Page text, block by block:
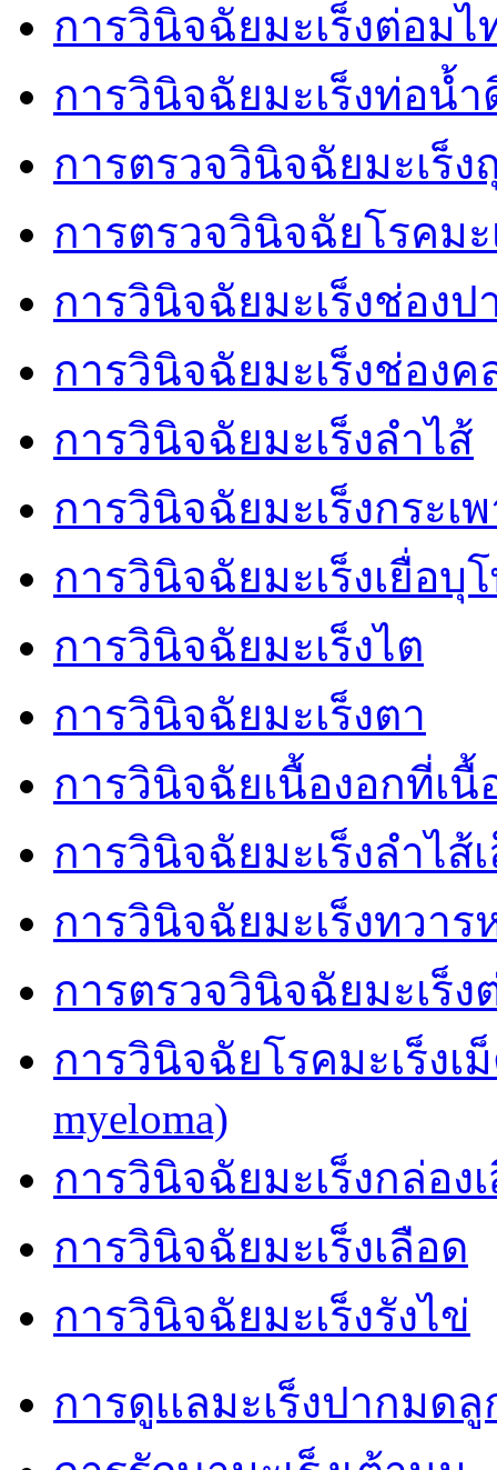
การวินิจฉัยมะเร็งต่อมไ
การวินิจฉัยมะเร็งท่อน้ำ
การตรวจวินิจฉัยมะเร็ง
การตรวจวินิจฉัยโรคม
การวินิจฉัยมะเร็งช่องป
การวินิจฉัยมะเร็งช่องค
การวินิจฉัยมะเร็งลำไส้
การวินิจฉัยมะเร็งกระเ
การวินิจฉัยมะเร็งเยื่อบุ
การวินิจฉัยมะเร็งไต
การวินิจฉัยมะเร็งตา
การวินิจฉัยเนื้องอกที่เนื้
การวินิจฉัยมะเร็งลำไส้
การวินิจฉัยมะเร็งทวาร
การตรวจวินิจฉัยมะเร็
การวินิจฉัยโรคมะเร็งเ
myeloma)
การวินิจฉัยมะเร็งกล่อง
การวินิจฉัยมะเร็งเลือด
การวินิจฉัยมะเร็งรังไข่
การดูเเลมะเร็งปากมดลู